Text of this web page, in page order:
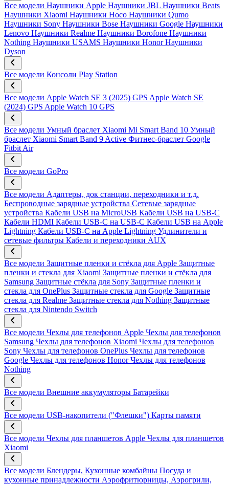
Все модели Наушники Apple Наушники JBL Наушники Beats
Наушники Xiaomi Наушники Hoco Наушники Qumo
Наушники Sony Наушники Bose Наушники Google Наушники
Lenovo Наушники Realme Наушники Borofone Наушники
Nothing Наушники USAMS Наушники Honor Наушники
Dyson
Все модели Консоли Play Station
Все модели Apple Watch SE 3 (2025) GPS Apple Watch SE
(2024) GPS Apple Watch 10 GPS
Все модели Умный браслет Xiaomi Mi Smart Band 10 Умный
браслет Xiaomi Smart Band 9 Active Фитнес-браслет Google
Fitbit Air
Все модели GoPro
Все модели Адаптеры, док станции, переходники и т.д.
Беспроводные зарядные устройства Сетевые зарядные
устройства Кабели USB на MicroUSB Кабели USB на USB-C
Кабели HDMI Кабели USB-C на USB-C Кабели USB на Apple
Lightning Кабели USB-C на Apple Lightning Удлинители и
сетевые фильтры Кабели и переходники AUX
Все модели Защитные пленки и стёкла для Apple Защитные
пленки и стекла для Xiaomi Защитные пленки и стёкла для
Samsung Защитные стёкла для Sony Защитные пленки и
стекла для OnePlus Защитные стекла для Google Защитные
стекла для Realme Защитные стекла для Nothing Защитные
стекла для Nintendo Switch
Все модели Чехлы для телефонов Apple Чехлы для телефонов
Samsung Чехлы для телефонов Xiaomi Чехлы для телефонов
Sony Чехлы для телефонов OnePlus Чехлы для телефонов
Google Чехлы для телефонов Honor Чехлы для телефонов
Nothing
Все модели Внешние аккумуляторы Батарейки
Все модели USB-накопители ("Флешки") Карты памяти
Все модели Чехлы для планшетов Apple Чехлы для планшетов
Xiaomi
Все модели Блендеры, Кухонные комбайны Посуда и
кухонные принадлежности Аэрофритюрницы, Аэрогрили,